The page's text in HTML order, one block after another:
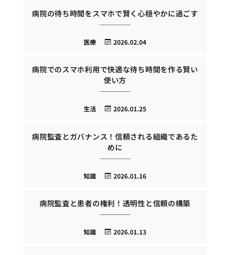
病院の待ち時間をスマホで賢く心穏やかに過ごす
2026.02.04
医療
病院でのスマホ利用で快適な待ち時間を作る賢い
使い方
2026.01.25
生活
病院監査とガバナンス！信頼される組織であるた
めに
2026.01.16
知識
病院監査と患者の権利！透明性と信頼の構築
2026.01.13
知識